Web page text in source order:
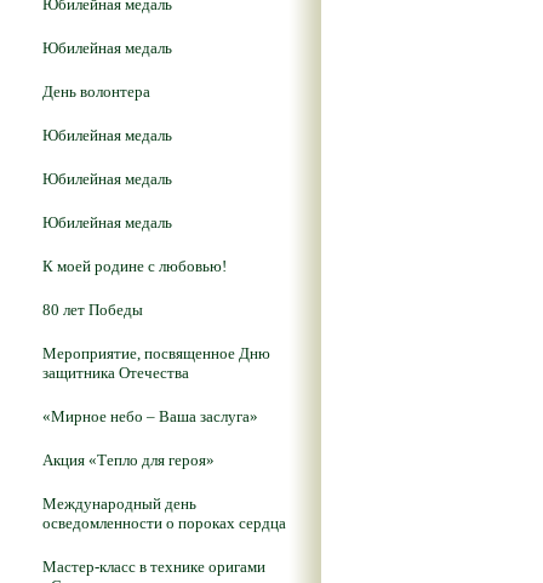
Юбилейная медаль
Юбилейная медаль
День волонтера
Юбилейная медаль
Юбилейная медаль
Юбилейная медаль
К моей родине с любовью!
80 лет Победы
Мероприятие, посвященное Дню
защитника Отечества
«Мирное небо – Ваша заслуга»
Акция «Тепло для героя»
Международный день
осведомленности о пороках сердца
Мастер-класс в технике оригами